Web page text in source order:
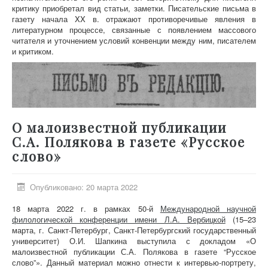
критику приобретал вид статьи, заметки. Писательские письма в
газету начала XX в. отражают противоречивые явления в
литературном процессе, связанные с появлением массового
читателя и уточнением условий конвенции между ним, писателем
и критиком.
О малоизвестной публикации
С.А. Полякова в газете «Русское
слово»
Опубликовано: 20 марта 2022
18 марта 2022 г. в рамках 50-й Международной научной
филологической конференции имени Л.А. Вербицкой(15–23
марта, г. Санкт-Петербург, Санкт-Петербургский государственный
университет) О.И. Шапкина выступила с докладом «О
малоизвестной публикации С.А. Полякова в газете “Русское
слово”». Данный материал можно отнести к интервью-портрету,